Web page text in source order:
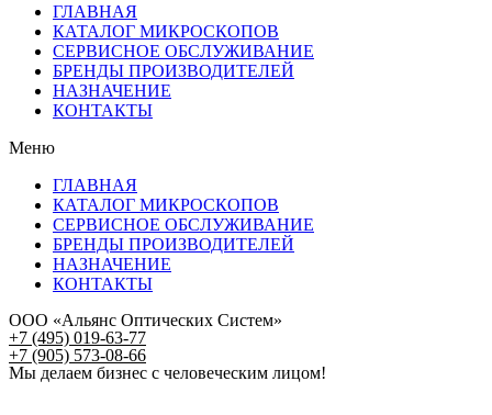
ГЛАВНАЯ
КАТАЛОГ МИКРОСКОПОВ
СЕРВИСНОЕ ОБСЛУЖИВАНИЕ
БРЕНДЫ ПРОИЗВОДИТЕЛЕЙ
НАЗНАЧЕНИЕ
КОНТАКТЫ
Меню
ГЛАВНАЯ
КАТАЛОГ МИКРОСКОПОВ
СЕРВИСНОЕ ОБСЛУЖИВАНИЕ
БРЕНДЫ ПРОИЗВОДИТЕЛЕЙ
НАЗНАЧЕНИЕ
КОНТАКТЫ
ООО «Альянс Оптических Систем»
+7 (495) 019-63-77
+7 (905) 573-08-66
Мы делаем бизнес с человеческим лицом!